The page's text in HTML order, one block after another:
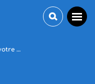
Optimiser votre marketing numérique pour les résultats : La Conversion